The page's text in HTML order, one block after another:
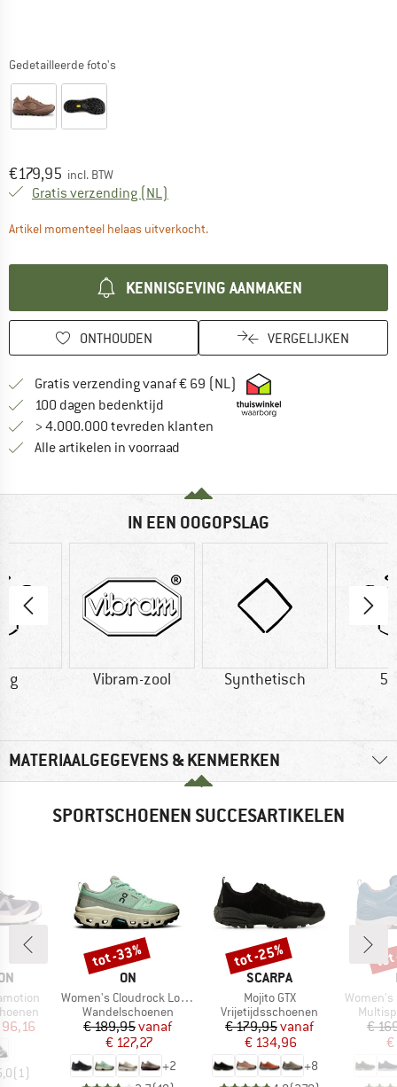
Gedetailleerde foto's
Prijs:
€179,95 incl. BTW
Gratis verzending (NL)
Artikel momenteel helaas uitverkocht.De link wordt geopend in een
KENNISGEVING AANMAKEN
ONTHOUDEN VERGELIJKEN
Gratis verzending vanaf € 69 (NL) Vind hier de
100 dagen bedenktijd Vind de betalingsinformatie hier!
> 4.000.000 tevreden klanten
Alle artikelen in voorraad
IN EEN OOGOPSLAG
g Vibram-zool Synthetisch
MATERIAALGEGEVENS & KENMERKEN
SPORTSCHOENEN SUCCESARTIKELEN
prijs
(1 )
MERK
ON
Artikel
Women's Cloudrock Low WP
Productgroep
Wandelschoenen
Prijs
€ 189,95Verlaagde prijs
vanaf
€ 127,27
+2
Korting
tot -33%
MERK
SCARPA
Artikel
Mojito GTX
Productgroep
Vrijetijdsschoenen
Prijs
€ 179,95Verlaagde prijs
vanaf
€ 134,96
+8
Korting
tot -25%
Artikel
Women's
€
€